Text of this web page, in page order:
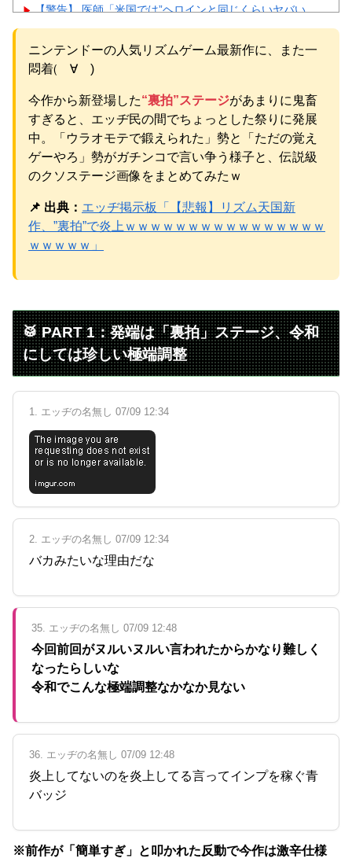
【警告】 医師「米国では”ヘロインと同じくらいヤバい
【緊急】 今の若者に急増している『コレ』依存、めちゃく
ちゃ深刻な模様w w w w w w w w w w
製造」大激論ｗｗｗ NEW!
【衝撃】佐藤佳奈アナ電撃結婚→お相手はレインボー池
田、まさかの退社理由にｗｗｗ
NEW!
元AKB社長、22億円申告漏れ 乃木坂46運営会社の株式を
パチンコ京楽産業に譲渡【ノース・リバー】【窪田康志】
元AKB社長、22億円申告漏れ 乃木坂46運営会社の株式を
Powered by livedoor 相互RSS
ニンテンドーの人気リズムゲーム最新作に、また一
悶着(゚∀゚)
今作から新登場した“裏拍”ステージがあまりに鬼畜
すぎると、エッヂ民の間でちょっとした祭りに発展
中。「ウラオモテで鍛えられた」勢と「ただの覚え
ゲーやろ」勢がガチンコで言い争う様子と、伝説級
のクソステージ画像をまとめてみたｗ
📌 出典： エッヂ掲示板「【悲報】リズム天国新
作、”裏拍”で炎上ｗｗｗｗｗｗｗｗｗｗｗｗｗｗｗｗ
ｗｗｗｗｗ」
🥁 PART 1：発端は「裏拍」ステージ、令和
にしては珍しい極端調整
1. エッヂの名無し 07/09 12:34
2. エッヂの名無し 07/09 12:34
バカみたいな理由だな
35. エッヂの名無し 07/09 12:48
今回前回がヌルいヌルい言われたからかなり難しく
なったらしいな
令和でこんな極端調整なかなか見ない
36. エッヂの名無し 07/09 12:48
炎上してないのを炎上してる言ってインプを稼ぐ青
バッジ
※前作が「簡単すぎ」と叩かれた反動で今作は激辛仕様